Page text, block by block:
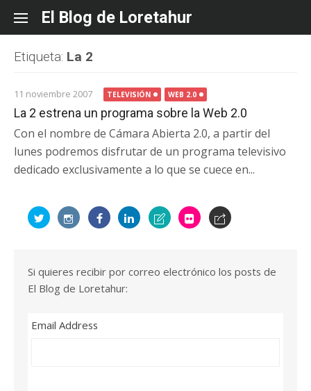
content
El Blog de Loretahur
Etiqueta: La 2
11 noviembre 2007 TELEVISIÓN WEB 2.0
La 2 estrena un programa sobre la Web 2.0
Con el nombre de Cámara Abierta 2.0, a partir del
lunes podremos disfrutar de un programa televisivo
dedicado exclusivamente a lo que se cuece en...
Si quieres recibir por correo electrónico los posts de
El Blog de Loretahur:
Email Address